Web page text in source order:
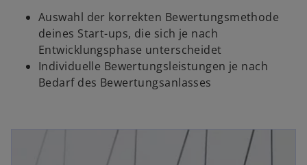
Auswahl der korrekten Bewertungsmethode
deines Start-ups, die sich je nach
Entwicklungsphase unterscheidet
Individuelle Bewertungsleistungen je nach
Bedarf des Bewertungsanlasses